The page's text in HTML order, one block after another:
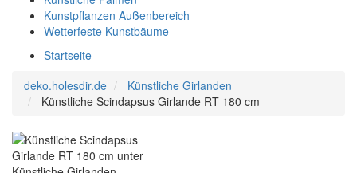
Kunstpflanzen Außenbereich
Wetterfeste Kunstbäume
Startseite
deko.holesdir.de
Künstliche Girlanden
Künstliche Scindapsus Girlande RT 180 cm